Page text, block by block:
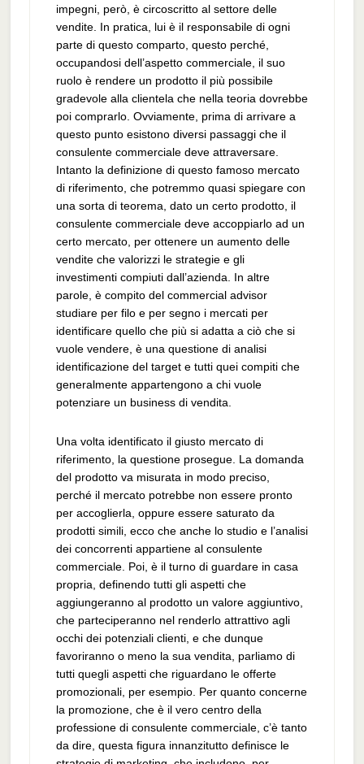
impegni, però, è circoscritto al settore delle
vendite. In pratica, lui è il responsabile di ogni
parte di questo comparto, questo perché,
occupandosi dell’aspetto commerciale, il suo
ruolo è rendere un prodotto il più possibile
gradevole alla clientela che nella teoria dovrebbe
poi comprarlo. Ovviamente, prima di arrivare a
questo punto esistono diversi passaggi che il
consulente commerciale deve attraversare.
Intanto la definizione di questo famoso mercato
di riferimento, che potremmo quasi spiegare con
una sorta di teorema, dato un certo prodotto, il
consulente commerciale deve accoppiarlo ad un
certo mercato, per ottenere un aumento delle
vendite che valorizzi le strategie e gli
investimenti compiuti dall’azienda. In altre
parole, è compito del commercial advisor
studiare per filo e per segno i mercati per
identificare quello che più si adatta a ciò che si
vuole vendere, è una questione di analisi
identificazione del target e tutti quei compiti che
generalmente appartengono a chi vuole
potenziare un business di vendita.
Una volta identificato il giusto mercato di
riferimento, la questione prosegue. La domanda
del prodotto va misurata in modo preciso,
perché il mercato potrebbe non essere pronto
per accoglierla, oppure essere saturato da
prodotti simili, ecco che anche lo studio e l’analisi
dei concorrenti appartiene al consulente
commerciale. Poi, è il turno di guardare in casa
propria, definendo tutti gli aspetti che
aggiungeranno al prodotto un valore aggiuntivo,
che parteciperanno nel renderlo attrattivo agli
occhi dei potenziali clienti, e che dunque
favoriranno o meno la sua vendita, parliamo di
tutti quegli aspetti che riguardano le offerte
promozionali, per esempio. Per quanto concerne
la promozione, che è il vero centro della
professione di consulente commerciale, c’è tanto
da dire, questa figura innanzitutto definisce le